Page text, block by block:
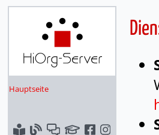
Hauptseite